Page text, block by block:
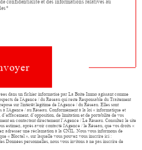
confidentialité et des informations relatives au
dans un fichier informatisé par La Boite Immo agissant comme
de l'Agence / du Réseau qui reste Responsable du Traitement
sur l'intérêt légitime de l'Agence / du Réseau. Elles sont
à l'Agence / au Réseau. Conformément à la loi « informatique et
d’opposition, de limitation et de portabilité de vos
en contactant directement l’Agence / Le Réseau. Consultez le site
estimez, après avoir contacté l'Agence / le Réseau, que vos droits «
adresser une réclamation à la CNIL. Nous vous informons de
« Bloctel », sur laquelle vous pouvez vous inscrire ici :
Données personnelles, nous vous invitons à ne pas inscrire de